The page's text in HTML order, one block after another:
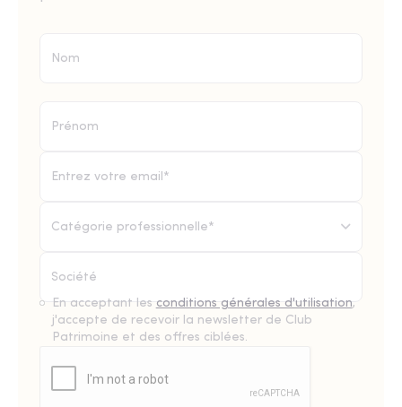
Catégorie professionnelle*
En acceptant les conditions générales d'utilisation,
j'accepte de recevoir la newsletter de Club
Patrimoine et des offres ciblées.